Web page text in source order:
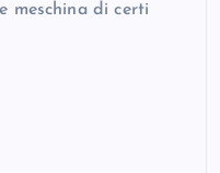
meschina di certi